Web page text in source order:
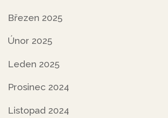
Březen 2025
Únor 2025
Leden 2025
Prosinec 2024
Listopad 2024